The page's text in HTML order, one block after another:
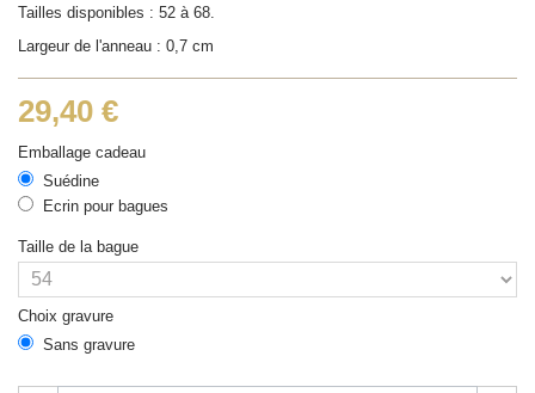
Tailles disponibles : 52 à 68.
Largeur de l'anneau : 0,7 cm
29,40 €
Emballage cadeau
Suédine
Ecrin pour bagues
Taille de la bague
Choix gravure
Sans gravure